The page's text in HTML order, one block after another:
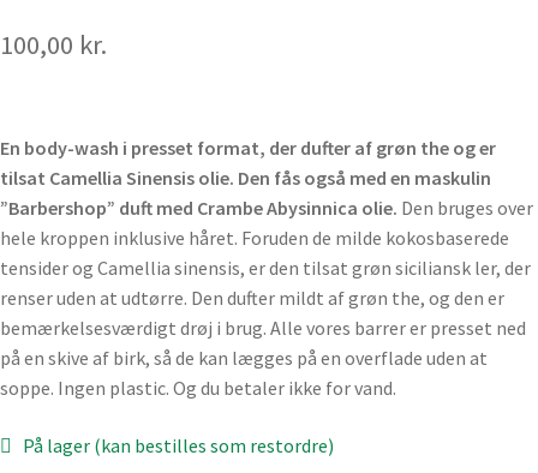
100,00 kr.
En body-wash i presset format, der dufter af grøn the og er
tilsat Camellia Sinensis olie. Den fås også med en maskulin
”Barbershop” duft med Crambe Abysinnica olie. Den bruges over
hele kroppen inklusive håret. Foruden de milde kokosbaserede
tensider og Camellia sinensis, er den tilsat grøn siciliansk ler, der
renser uden at udtørre. Den dufter mildt af grøn the, og den er
bemærkelsesværdigt drøj i brug. Alle vores barrer er presset ned
på en skive af birk, så de kan lægges på en overflade uden at
soppe. Ingen plastic. Og du betaler ikke for vand.
På lager (kan bestilles som restordre)